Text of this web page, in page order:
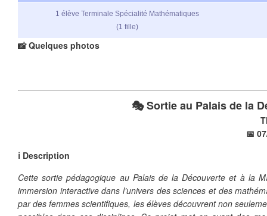
1 élève Terminale Spécialité Mathématiques
(1 fille)
📸 Quelques photos
🎭 Sortie au Palais de la
📅
ℹ️ Description
Cette sortie pédagogique au Palais de la Découverte et à la
immersion interactive dans l’univers des sciences et des
par des femmes scientifiques, les élèves découvrent non